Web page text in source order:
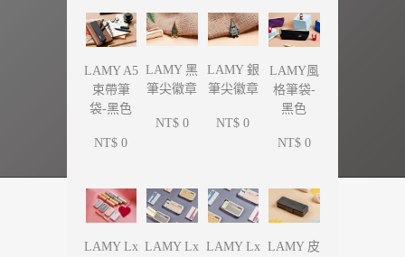
LAMY A5
束帶筆
袋-黑色
NT$ 0
LAMY 黑
筆尖徽章
NT$ 0
LAMY 銀
筆尖徽章
NT$ 0
LAMY風
格筆袋-
黑色
NT$ 0
LAMY Lx LAMY Lx LAMY Lx
LAMY 皮